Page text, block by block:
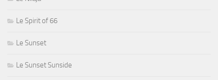
Le Spirit of 66
Le Sunset
Le Sunset Sunside